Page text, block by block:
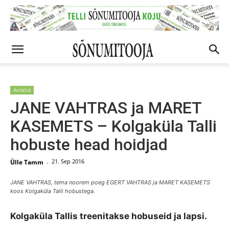
Artiklid
JANE VAHTRAS ja MARET
KASEMETS – Kolgaküla Talli
hobuste head hoidjad
Ülle Tamm - 21. Sep 2016
JANE VAHTRAS, tema noorem poeg EGERT VAHTRAS ja MARET KASEMETS
koos Kolgaküla Talli hobustega.
Kolgaküla Tallis treenitakse hobuseid ja lapsi.